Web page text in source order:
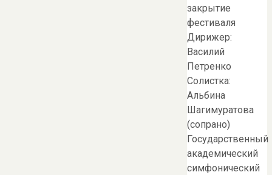
закрытие
фестиваля
Дирижер:
Василий
Петренко
Солистка:
Альбина
Шагимуратова
(сопрано)
Государственный
академический
симфонический